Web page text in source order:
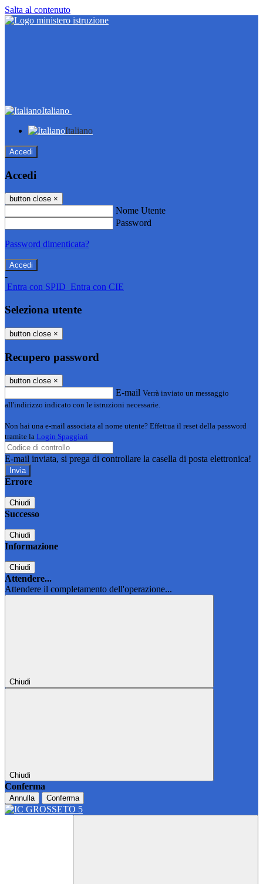
Salta al contenuto
Italiano
Italiano
Accedi
Accedi
button close ×
Nome Utente
Password
Password dimenticata?
-
Entra con SPID Entra con CIE
Seleziona utente
button close ×
Recupero password
button close ×
E-mail Verrà inviato un messaggio
all'indirizzo indicato con le istruzioni necessarie.
Non hai una e-mail associata al nome utente? Effettua il reset della password
tramite la Login Spaggiari
E-mail inviata, si prega di controllare la casella di posta elettronica!
Errore
Chiudi
Successo
Chiudi
Informazione
Chiudi
Attendere...
Attendere il completamento dell'operazione...
Chiudi
Chiudi
Conferma
Annulla Conferma